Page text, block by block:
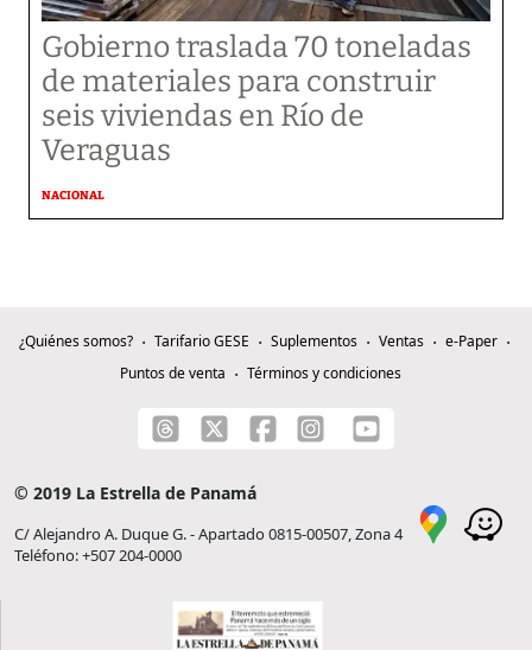
Gobierno traslada 70 toneladas
de materiales para construir
seis viviendas en Río de
Veraguas
NACIONAL
¿Quiénes somos? Tarifario GESE Suplementos Ventas
e-Paper
Puntos de venta
Términos y condiciones
© 2019 La Estrella de Panamá
C/ Alejandro A. Duque G. - Apartado 0815-00507, Zona 4
Teléfono: +507 204-0000